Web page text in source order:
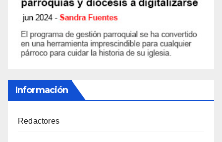
Información
Redactores